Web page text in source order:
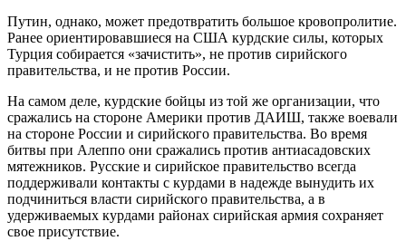
Путин, однако, может предотвратить большое кровопролитие.
Ранее ориентировавшиеся на США курдские силы, которых
Турция собирается «зачистить», не против сирийского
правительства, и не против России.
На самом деле, курдские бойцы из той же организации, что
сражались на стороне Америки против ДАИШ, также воевали
на стороне России и сирийского правительства. Во время
битвы при Алеппо они сражались против антиасадовских
мятежников. Русские и сирийское правительство всегда
поддерживали контакты с курдами в надежде вынудить их
подчиниться власти сирийского правительства, а в
удерживаемых курдами районах сирийская армия сохраняет
свое присутствие.